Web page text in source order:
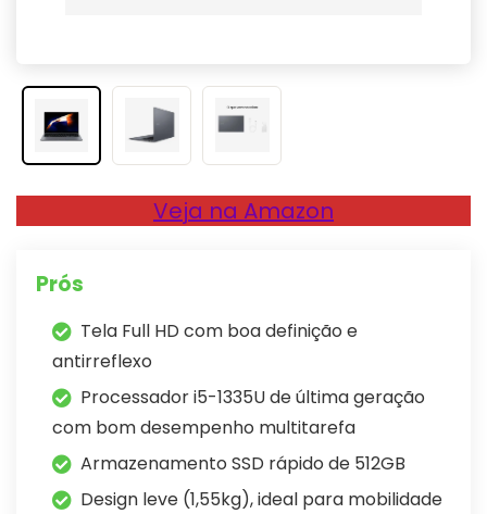
Veja na Amazon
Prós
Tela Full HD com boa definição e
antirreflexo
Processador i5-1335U de última geração
com bom desempenho multitarefa
Armazenamento SSD rápido de 512GB
Design leve (1,55kg), ideal para mobilidade